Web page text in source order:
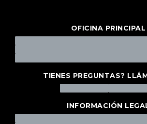
OFICINA PRINCIPAL
TIENES PREGUNTAS?
INFORMACIÓN